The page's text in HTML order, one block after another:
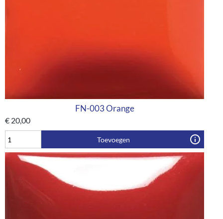
FN-003 Orange
€ 20,00
Toevoegen